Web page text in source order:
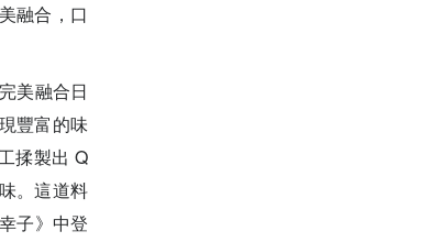
融合，口
美融合日
豐富的味
揉製出 Q
。這道料
子》中登